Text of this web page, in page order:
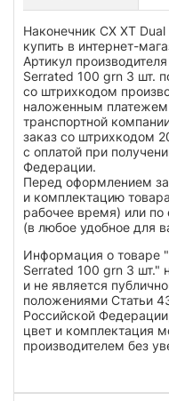
Наконечник CX XT
купить в интернет-
Артикул
Serrated 100 grn 3 шт.
со штрихкодом
наложенным платежем
транспортной
заказ со штрихкодом
с оплатой при
Федерации.
Перед оформлением
и комплектацию
рабочее время) или по
(в любое удобное для
Информация о товаре
Serrated 100 grn 3 шт."
и не является
положениями Статьи
Российской
цвет и комплектация
производителем без